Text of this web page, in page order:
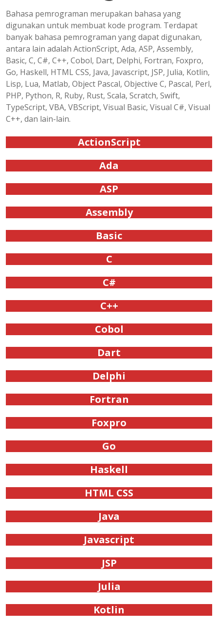
Bahasa pemrograman merupakan bahasa yang
digunakan untuk membuat kode program. Terdapat
banyak bahasa pemrograman yang dapat digunakan,
antara lain adalah ActionScript, Ada, ASP, Assembly,
Basic, C, C#, C++, Cobol, Dart, Delphi, Fortran, Foxpro,
Go, Haskell, HTML CSS, Java, Javascript, JSP, Julia, Kotlin,
Lisp, Lua, Matlab, Object Pascal, Objective C, Pascal, Perl,
PHP, Python, R, Ruby, Rust, Scala, Scratch, Swift,
TypeScript, VBA, VBScript, Visual Basic, Visual C#, Visual
C++, dan lain-lain.
ActionScript
Ada
ASP
Assembly
Basic
C
C#
C++
Cobol
Dart
Delphi
Fortran
Foxpro
Go
Haskell
HTML CSS
Java
Javascript
JSP
Julia
Kotlin